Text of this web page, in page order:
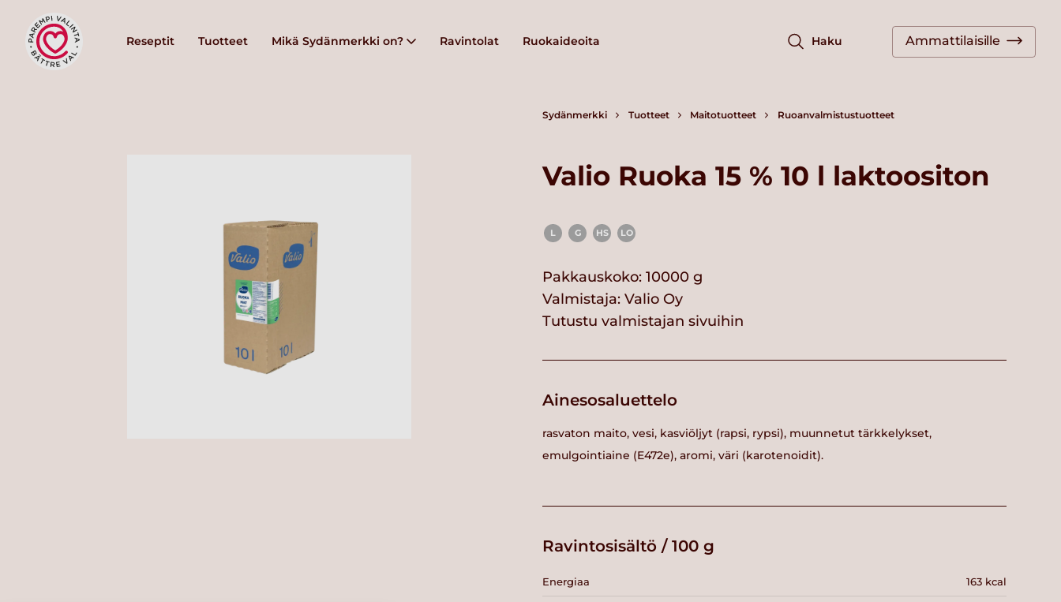
Reseptit Tuotteet Mikä Sydänmerkki on? Ravintolat Ruokaideoita Haku Ammattilaisille
Sydänmerkki Tuotteet Maitotuotteet Ruoanvalmistustuotteet
Valio Ruoka 15 % 10 l laktoositon
L G HS LO
Pakkauskoko: 10000 g
Valmistaja: Valio Oy
Tutustu valmistajan sivuihin
Ainesosaluettelo
rasvaton maito, vesi, kasviöljyt (rapsi, rypsi), muunnetut tärkkelykset,
emulgointiaine (E472e), aromi, väri (karotenoidit).
Ravintosisältö / 100 g
Energiaa 163 kcal